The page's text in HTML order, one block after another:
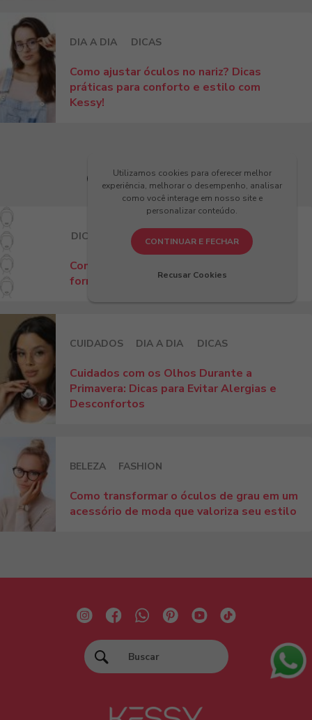
DIA A DIA DICAS
Como ajustar óculos no nariz? Dicas
práticas para conforto e estilo com
Kessy!
Últimos Artigos
DICAS
Como escolher armação para o seu
formato de rosto: guia 2026
CUIDADOS DIA A DIA DICAS
Cuidados com os Olhos Durante a
Primavera: Dicas para Evitar Alergias e
Desconfortos
BELEZA FASHION
Como transformar o óculos de grau em um
acessório de moda que valoriza seu estilo
Utilizamos cookies para oferecer melhor
experiência, melhorar o desempenho, analisar
como você interage em nosso site e
personalizar conteúdo.
CONTINUAR E FECHAR
Recusar Cookies